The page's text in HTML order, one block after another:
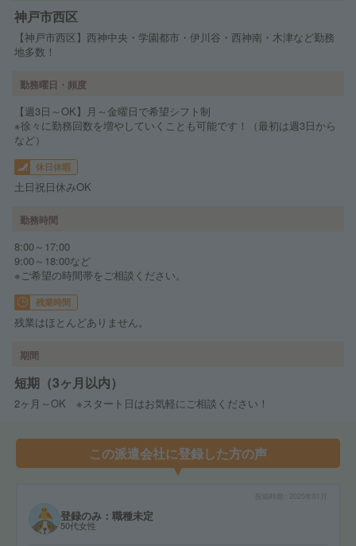
神戸市西区
【神戸市西区】西神中央・学園都市・伊川谷・西神南・木津など勤務
地多数！
勤務曜日・頻度
【週3日～OK】月～金曜日で希望シフト制
※徐々に勤務回数を増やしていくことも可能です！（最初は週3日から
など）
休日休暇
土日祝日休みOK
勤務時間
8:00～17:00
9:00～18:00など
※ご希望の時間帯をご相談ください。
残業時間
残業はほとんどありません。
期間
短期（3ヶ月以内）
2ヶ月～OK ※スタート日はお気軽にご相談ください！
この派遣会社に登録した方の声
2025年01月
登録のみ：職種未定
50代女性